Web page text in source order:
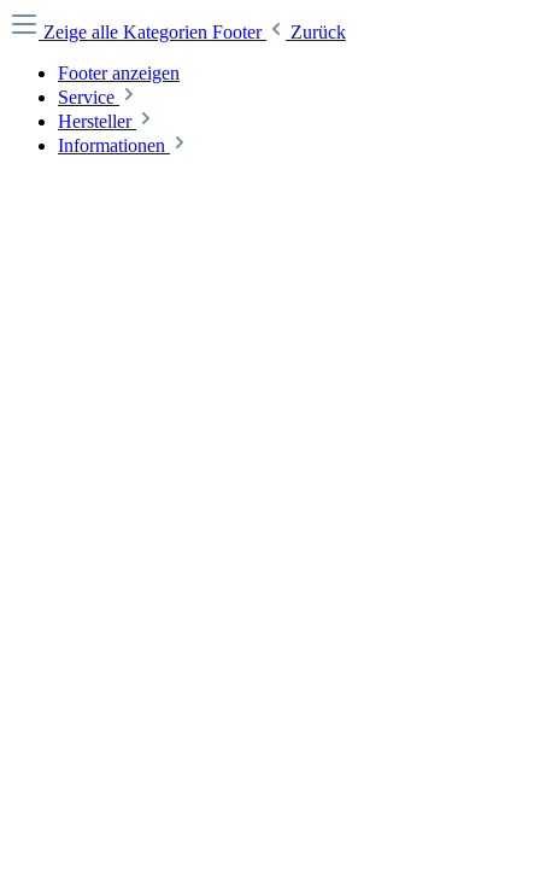
Zeige alle Kategorien Footer
Zurück
Footer anzeigen
Service
Hersteller
Informationen